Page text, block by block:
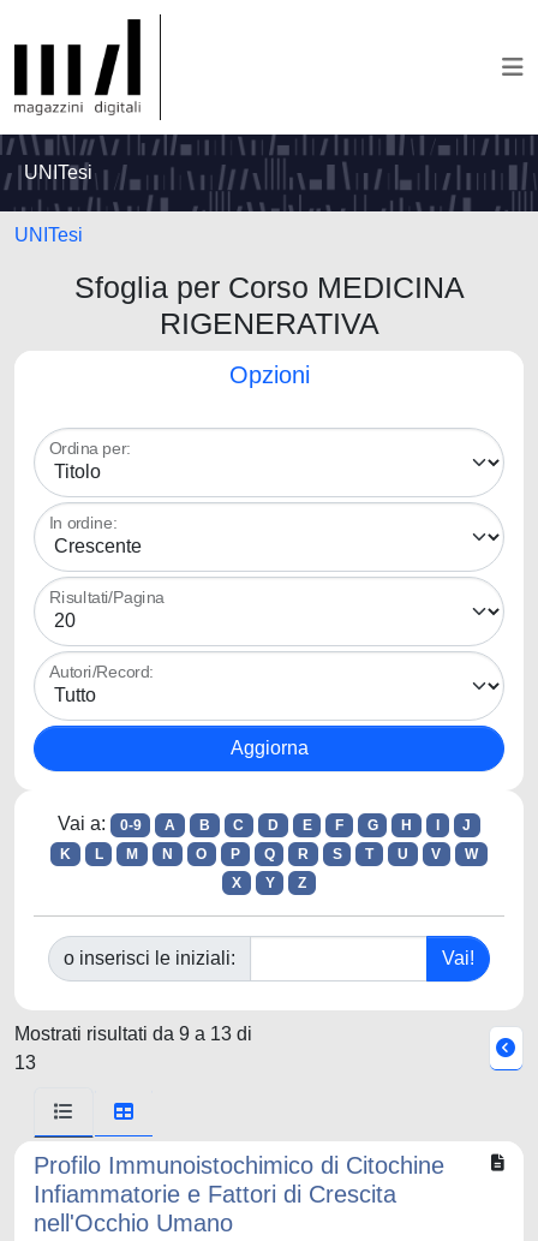
UNITesi
UNITesi
Sfoglia per Corso MEDICINA
RIGENERATIVA
Opzioni
Ordina per:
In ordine:
Risultati/Pagina
Autori/Record:
Vai a: 0-9 A B C D E F G H
J
K
L M N O P Q R S T U V
W
X
Y Z
o inserisci le iniziali:
Mostrati risultati da 9 a 13 di
13
Profilo Immunoistochimico di Citochine
Infiammatorie e Fattori di Crescita
nell'Occhio Umano